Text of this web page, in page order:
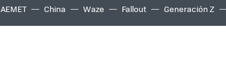
AEMET China Waze Fallout Generación Z